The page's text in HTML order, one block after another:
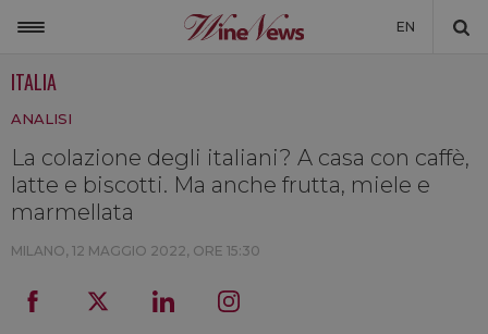
EN
NON SOLO VINO
LA CANTINA DI WINENEWS
DICONO DI NOI
ITALIA
ANALISI
La colazione degli italiani? A casa con caffè,
latte e biscotti. Ma anche frutta, miele e
marmellata
MILANO, 12 MAGGIO 2022, ORE 15:30